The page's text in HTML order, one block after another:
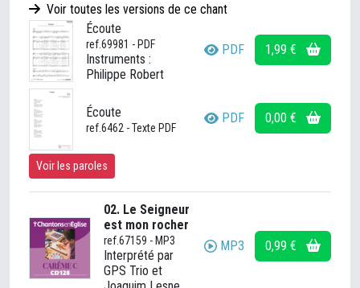
Voir toutes les versions de ce chant
Écoute
ref.69981 - PDF
Instruments :
Philippe Robert
PDF 1,99 €
Écoute
ref.6462 - Texte PDF
PDF 0,00 €
Voir les paroles
02. Le Seigneur
est mon rocher
ref.67159 - MP3
Interprété par
GPS Trio et
MP3 0,99 €